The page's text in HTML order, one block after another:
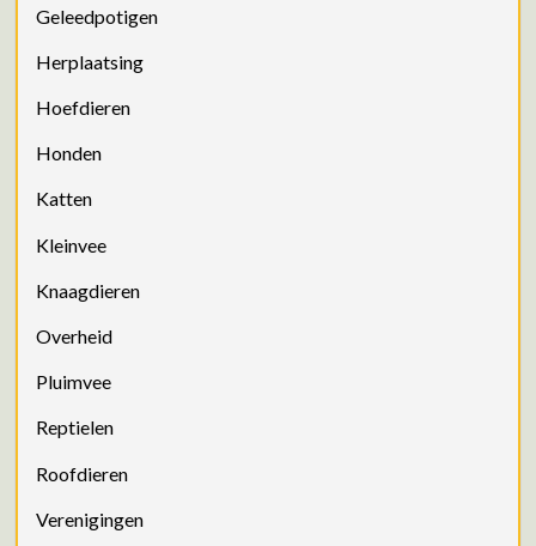
Geleedpotigen
Herplaatsing
Hoefdieren
Honden
Katten
Kleinvee
Knaagdieren
Overheid
Pluimvee
Reptielen
Roofdieren
Verenigingen